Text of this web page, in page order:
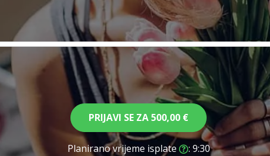
PRIJAVI SE ZA 500,00 €
Planirano vrijeme isplate
: 9:30